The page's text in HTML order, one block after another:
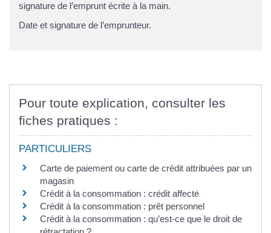
signature de l’emprunt écrite à la main.
Date et signature de l’emprunteur.
Pour toute explication, consulter les
fiches pratiques :
PARTICULIERS
Carte de paiement ou carte de crédit attribuées par un
magasin
Crédit à la consommation : crédit affecté
Crédit à la consommation : prêt personnel
Crédit à la consommation : qu’est-ce que le droit de